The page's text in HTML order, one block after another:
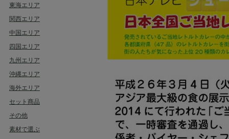
東海エリア
関西エリア
中国エリア
四国エリア
九州エリア
沖縄エリア
海外エリア
セット商品
その他
素材で選ぶ